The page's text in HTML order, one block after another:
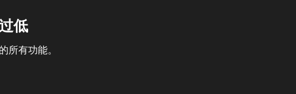
低
所有功能。